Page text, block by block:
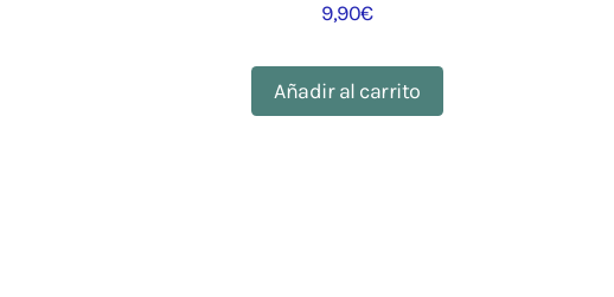
9,90€
Añadir al carrito